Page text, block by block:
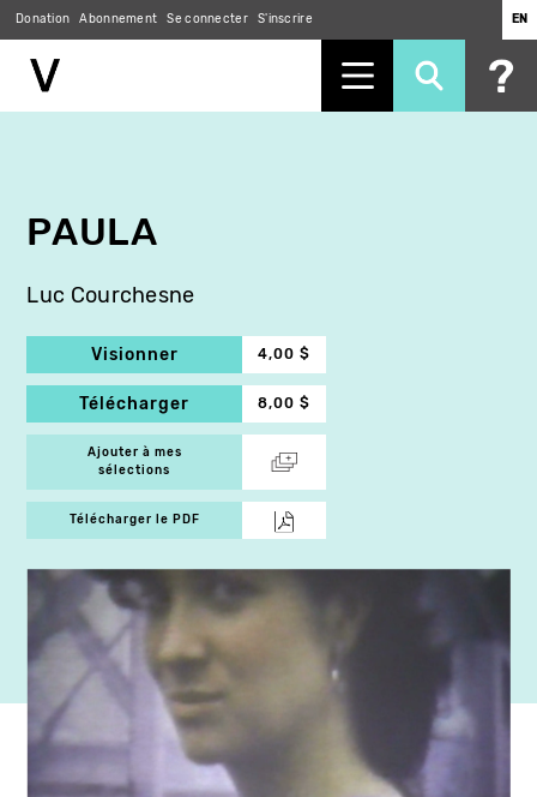
Donation Abonnement Se connecter S'inscrire EN
PAULA
Luc Courchesne
Visionner 4,00 $
Télécharger 8,00 $
Ajouter à mes
sélections
Télécharger le PDF